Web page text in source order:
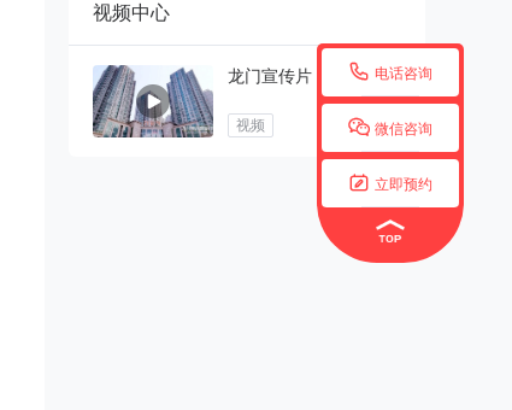
 电话咨询
 微信咨询
 立即预约
视频中心
龙门宣传片
视频